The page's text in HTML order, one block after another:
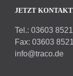
JETZT
Tel.: 03603
Fax: 03603
info@traco.de